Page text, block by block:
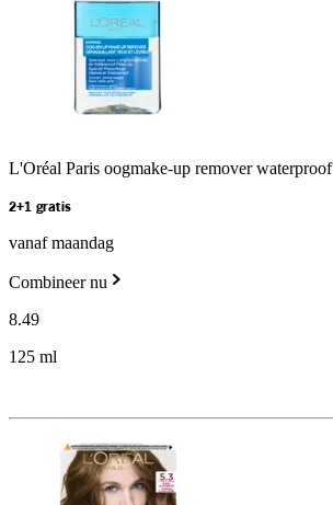
L'Oréal Paris oogmake-up remover waterproof
2+1 gratis
vanaf maandag
Combineer nu
8.49
125 ml